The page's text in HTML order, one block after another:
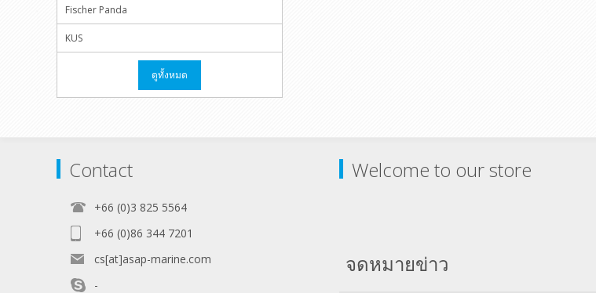
Fischer Panda
KUS
ดูทั้งหมด
Contact
+66 (0)3 825 5564
+66 (0)86 344 7201
cs[at]asap-marine.com
-
Welcome to our store
จดหมายข่าว